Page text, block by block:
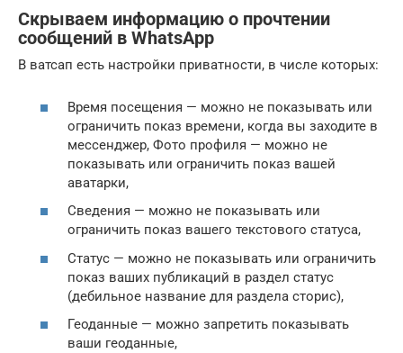
Скрываем информацию о прочтении
сообщений в WhatsApp
В ватсап есть настройки приватности, в числе которых:
Время посещения — можно не показывать или
ограничить показ времени, когда вы заходите в
мессенджер, Фото профиля — можно не
показывать или ограничить показ вашей
аватарки,
Сведения — можно не показывать или
ограничить показ вашего текстового статуса,
Статус — можно не показывать или ограничить
показ ваших публикаций в раздел статус
(дебильное название для раздела сторис),
Геоданные — можно запретить показывать
ваши геоданные,